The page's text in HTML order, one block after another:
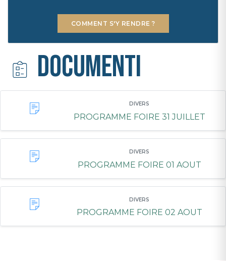
COMMENT S'Y RENDRE ?
Documenti
DIVERS
PROGRAMME FOIRE 31 JUILLET
DIVERS
PROGRAMME FOIRE 01 AOUT
DIVERS
PROGRAMME FOIRE 02 AOUT